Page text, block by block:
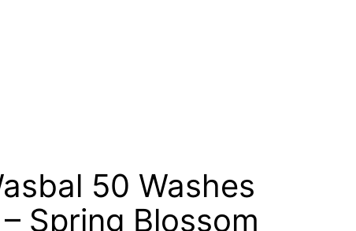
50 Washes
Spring Blossom